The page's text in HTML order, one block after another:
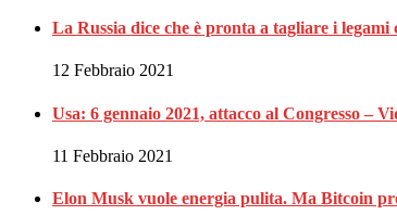
La Russia dice che è pronta a tagliare i legami
12 Febbraio 2021
Usa: 6 gennaio 2021, attacco al Congresso –
11 Febbraio 2021
Elon Musk vuole energia pulita. Ma Bitcoin